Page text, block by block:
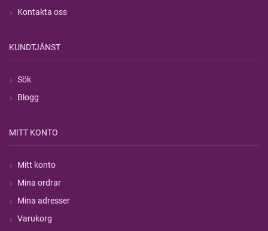
Kontakta oss
KUNDTJÄNST
Sök
Blogg
MITT KONTO
Mitt konto
Mina ordrar
Mina adresser
Varukorg